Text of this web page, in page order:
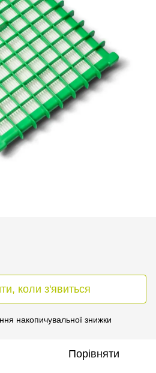
коли з'явиться
накопичувальної знижки
Порівняти